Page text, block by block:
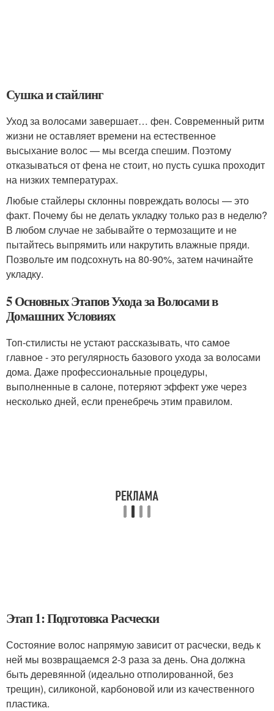
Сушка и стайлинг
Уход за волосами завершает… фен. Современный ритм
жизни не оставляет времени на естественное
высыхание волос — мы всегда спешим. Поэтому
отказываться от фена не стоит, но пусть сушка проходит
на низких температурах.
Любые стайлеры склонны повреждать волосы — это
факт. Почему бы не делать укладку только раз в неделю?
В любом случае не забывайте о термозащите и не
пытайтесь выпрямить или накрутить влажные пряди.
Позвольте им подсохнуть на 80-90%, затем начинайте
укладку.
5 Основных Этапов Ухода за Волосами в
Домашних Условиях
Топ-стилисты не устают рассказывать, что самое
главное - это регулярность базового ухода за волосами
дома. Даже профессиональные процедуры,
выполненные в салоне, потеряют эффект уже через
несколько дней, если пренебречь этим правилом.
Этап 1: Подготовка Расчески
Состояние волос напрямую зависит от расчески, ведь к
ней мы возвращаемся 2-3 раза за день. Она должна
быть деревянной (идеально отполированной, без
трещин), силиконой, карбоновой или из качественного
пластика.